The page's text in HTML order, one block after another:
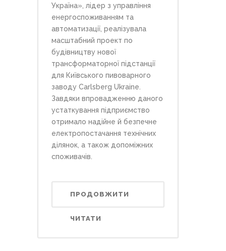
Україна», лідер з управління
енергоспоживанням та
автоматизації, реалізувала
масштабний проект по
будівництву нової
трансформаторної підстанції
для Київського пивоварного
заводу Carlsberg Ukraine.
Завдяки впровадженню даного
устаткування підприємство
отримало надійне й безпечне
електропостачання технічних
ділянок, а також допоміжних
споживачів.
ПРОДОВЖИТИ
ЧИТАТИ